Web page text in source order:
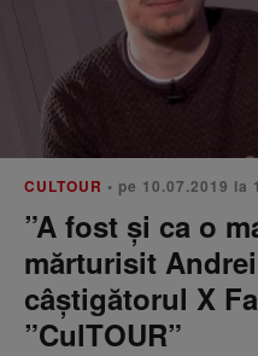
CULTOUR • pe 10.07.2019 la
”A fost și ca o
mărturisit
câștigătorul X
”CulTOUR”